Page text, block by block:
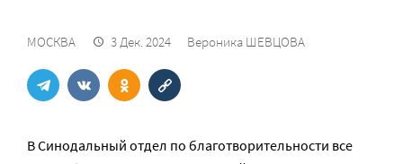
МОСКВА 3 Дек. 2024 Вероника ШЕВЦОВА
В Синодальный отдел по благотворительности все